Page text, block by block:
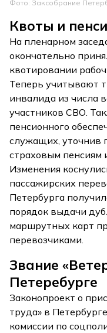
Фото: Заксобрание
Квоты и
На пленарном
окончательно
квотировании
Теперь учитывают
инвалида из числа
участников СВО.
пенсионного
служащих, уточнив
страховым пенсиям
Изменения
пассажирских
Петербурга
порядок выдачи
маршрутных карт
перевозчиками.
Звание
Петеребурге
Законопроект о
труда» в
комиссии по